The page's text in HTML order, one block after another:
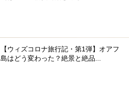
【ウィズコロナ旅行記・第1弾】オアフ
島はどう変わった？絶景と絶品...